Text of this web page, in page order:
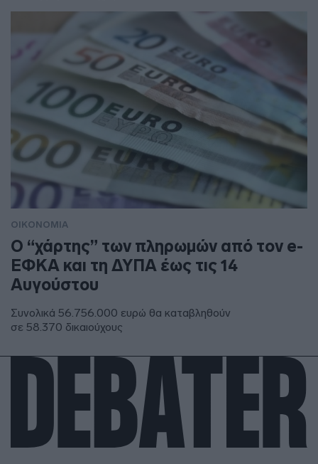
ΟΙΚΟΝΟΜΙΑ
Ο “χάρτης” των πληρωμών από τον e-
ΕΦΚΑ και τη ΔΥΠΑ έως τις 14
Αυγούστου
Συνολικά 56.756.000 ευρώ θα καταβληθούν
σε 58.370 δικαιούχους